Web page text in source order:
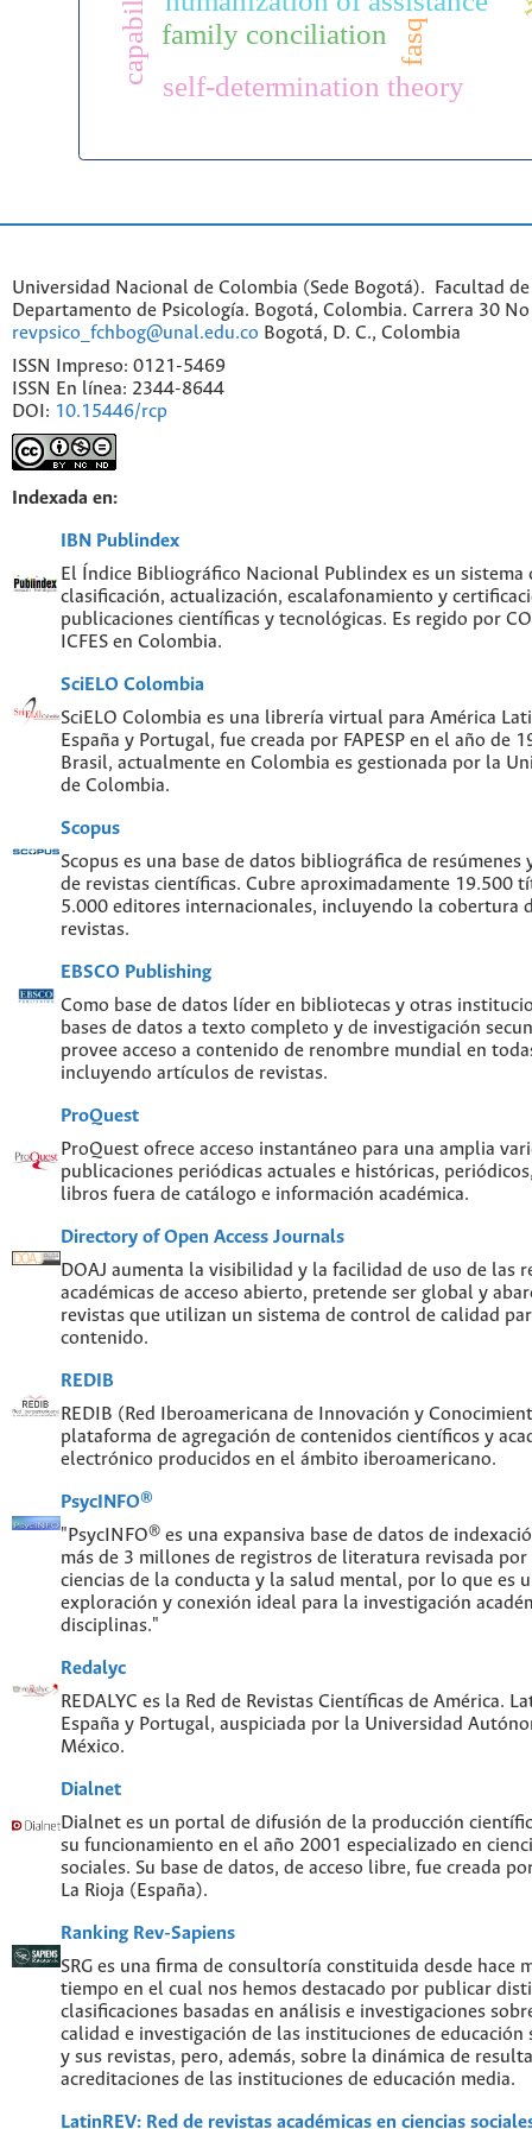
fasq
self-determination theory
family conciliation
Universidad Nacional de Colombia (Sede Bogotá). Facultad de
Departamento de Psicología. Bogotá, Colombia. Carrera 30
revpsico_fchbog@unal.edu.co Bogotá, D. C., Colombia
ISSN Impreso: 0121-5469
ISSN En línea: 2344-8644
DOI: 10.15446/rcp
Indexada en:
IBN Publindex
El Índice Bibliográfico Nacional Publindex es un
clasificación, actualización, escalafonamiento y
publicaciones científicas y tecnológicas. Es regido por
ICFES en Colombia.
SciELO Colombia
SciELO Colombia es una librería virtual para América
España y Portugal, fue creada por FAPESP en el año de
Brasil, actualmente en Colombia es gestionada por la
de Colombia.
Scopus
Scopus es una base de datos bibliográfica de
de revistas científicas. Cubre aproximadamente 19.500
5.000 editores internacionales, incluyendo la cobertura
revistas.
EBSCO Publishing
Como base de datos líder en bibliotecas y otras
bases de datos a texto completo y de investigación
provee acceso a contenido de renombre mundial en
incluyendo artículos de revistas.
ProQuest
ProQuest ofrece acceso instantáneo para una amplia
publicaciones periódicas actuales e históricas,
libros fuera de catálogo e información académica.
Directory of Open Access Journals
DOAJ aumenta la visibilidad y la facilidad de uso de las
académicas de acceso abierto, pretende ser global y
revistas que utilizan un sistema de control de calidad
contenido.
REDIB
REDIB (Red Iberoamericana de Innovación y
plataforma de agregación de contenidos científicos y
electrónico producidos en el ámbito iberoamericano.
PsycINFO®
"PsycINFO® es una expansiva base de datos de
más de 3 millones de registros de literatura revisada por
ciencias de la conducta y la salud mental, por lo que es
exploración y conexión ideal para la investigación
disciplinas."
Redalyc
REDALYC es la Red de Revistas Científicas de América.
España y Portugal, auspiciada por la Universidad
México.
Dialnet
Dialnet es un portal de difusión de la producción
su funcionamiento en el año 2001 especializado en
sociales. Su base de datos, de acceso libre, fue creada
La Rioja (España).
Ranking Rev-Sapiens
SRG es una firma de consultoría constituida desde hace
tiempo en el cual nos hemos destacado por publicar
clasificaciones basadas en análisis e investigaciones
calidad e investigación de las instituciones de educación
y sus revistas, pero, además, sobre la dinámica de
acreditaciones de las instituciones de educación media.
LatinREV: Red de revistas académicas en ciencias